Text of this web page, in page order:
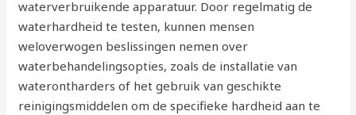
waterverbruikende apparatuur. Door regelmatig de
waterhardheid te testen, kunnen mensen
weloverwogen beslissingen nemen over
waterbehandelingsopties, zoals de installatie van
waterontharders of het gebruik van geschikte
reinigingsmiddelen om de specifieke hardheid aan te